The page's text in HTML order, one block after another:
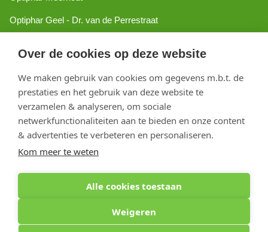
Over de cookies op deze website
We maken gebruik van cookies om gegevens m.b.t. de
prestaties en het gebruik van deze website te
verzamelen & analyseren, om sociale
netwerkfunctionaliteiten aan te bieden en onze content
& advertenties te verbeteren en personaliseren.
Kom meer te weten
Alle cookies toestaan
Weigeren
Optiphar Geel - Dr. van de Perrestraat
Optiphar Mol
Copyright 2026 optiphar.com. Alle rechten voorbehouden